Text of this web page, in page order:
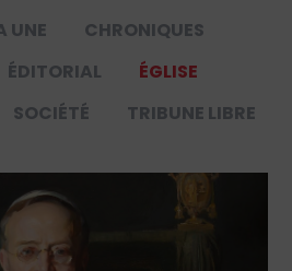
UNE
CHRONIQUES
ÉDITORIAL
ÉGLISE
SOCIÉTÉ TRIBUNE LIBRE